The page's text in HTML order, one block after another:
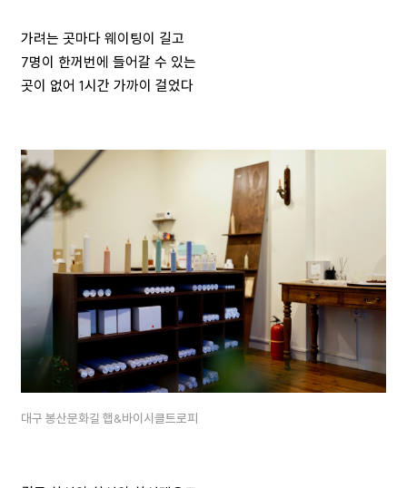
가려는 곳마다 웨이팅이 길고
7명이 한꺼번에 들어갈 수 있는
곳이 없어 1시간 가까이 걸었다
대구 봉산문화길 햅&바이시클트로피